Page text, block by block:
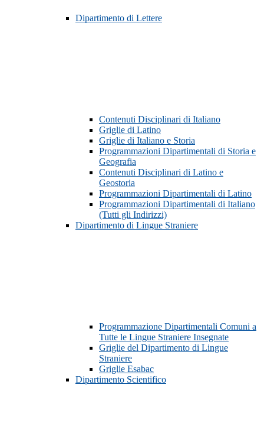
Dipartimento di Lettere
Contenuti Disciplinari di Italiano
Griglie di Latino
Griglie di Italiano e Storia
Programmazioni Dipartimentali di Storia e
Geografia
Contenuti Disciplinari di Latino e
Geostoria
Programmazioni Dipartimentali di Latino
Programmazioni Dipartimentali di Italiano
(Tutti gli Indirizzi)
Dipartimento di Lingue Straniere
Programmazione Dipartimentali Comuni a
Tutte le Lingue Straniere Insegnate
Griglie del Dipartimento di Lingue
Straniere
Griglie Esabac
Dipartimento Scientifico